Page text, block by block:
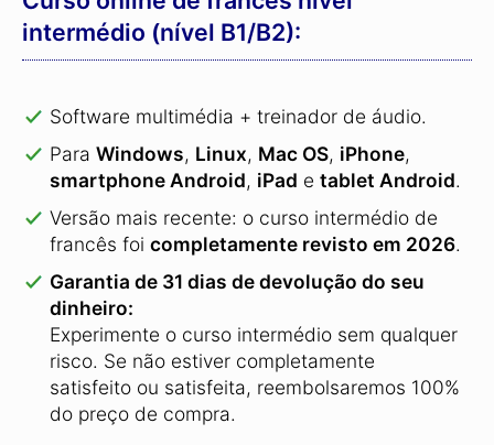
intermédio (nível B1/B2):
Software multimédia + treinador de áudio.
Para Windows, Linux, Mac OS, iPhone,
smartphone Android, iPad e tablet Android.
Versão mais recente: o curso intermédio de
francês foi completamente revisto em 2026.
Garantia de 31 dias de devolução do seu
dinheiro:
Experimente o curso intermédio sem qualquer
risco. Se não estiver completamente
satisfeito ou satisfeita, reembolsaremos 100%
do preço de compra.